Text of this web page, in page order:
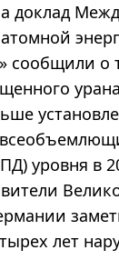
доклад
атомной
сообщили о
уровня в
лет